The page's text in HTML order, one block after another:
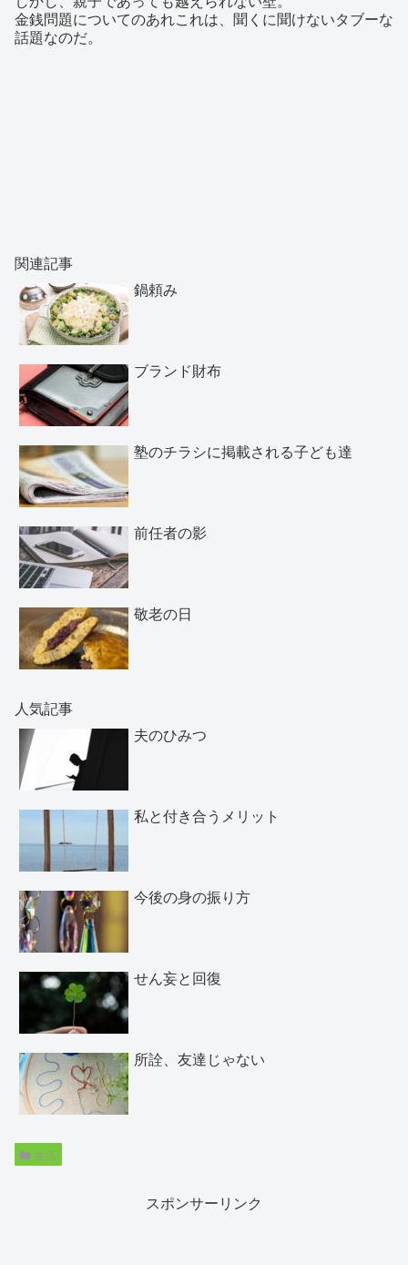
金銭問題についてのあれこれは、聞くに聞けないタブーな
話題なのだ。
関連記事
鍋頼み
ブランド財布
塾のチラシに掲載される子ども達
前任者の影
敬老の日
人気記事
夫のひみつ
私と付き合うメリット
今後の身の振り方
せん妄と回復
所詮、友達じゃない
生活
スポンサーリンク